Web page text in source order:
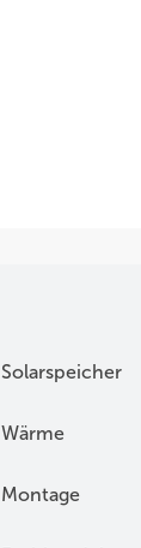
Solarspeicher
Wärme
Montage